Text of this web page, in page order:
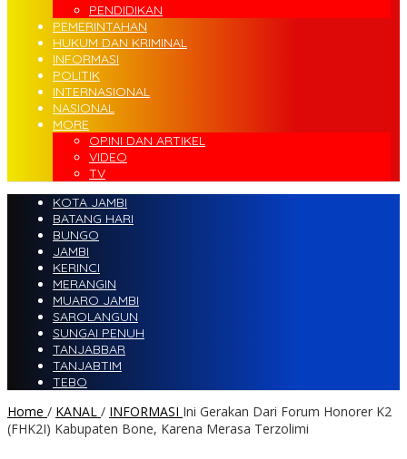
PENDIDIKAN
PEMERINTAHAN
HUKUM DAN KRIMINAL
INFORMASI
POLITIK
INTERNASIONAL
NASIONAL
MORE
OPINI DAN ARTIKEL
VIDEO
TV
KOTA JAMBI
BATANG HARI
BUNGO
JAMBI
KERINCI
MERANGIN
MUARO JAMBI
SAROLANGUN
SUNGAI PENUH
TANJABBAR
TANJABTIM
TEBO
Home / KANAL / INFORMASI Ini Gerakan Dari Forum Honorer K2
(FHK2I) Kabupaten Bone, Karena Merasa Terzolimi